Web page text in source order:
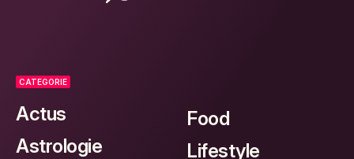
CATEGORIE
Actus
Astrologie
Food
Lifestyle